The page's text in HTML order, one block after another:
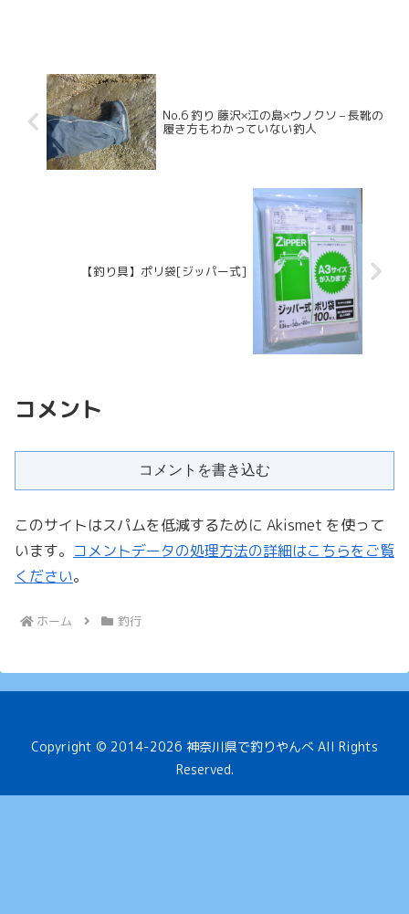
No.6 釣り 藤沢×江の島×ウノクソ – 長靴の
履き方もわかっていない釣人
【釣り具】ポリ袋[ジッパー式]
コメント
コメントを書き込む
このサイトはスパムを低減するために Akismet を使って
います。 コメントデータの処理方法の詳細はこちらをご覧
ください。
ホーム 釣行
Copyright © 2014-2026 神奈川県で釣りやんべ All Rights
Reserved.